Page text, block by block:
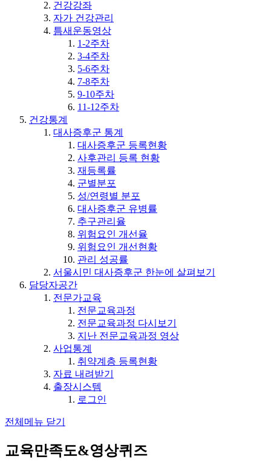
건강강좌
자가 건강관리
틈새운동영상
1-2주차
3-4주차
5-6주차
7-8주차
9-10주차
11-12주차
건강통계
대사증후군 통계
대사증후군 등록현황
사후관리 등록 현황
재등록률
군별분포
성/연령별 분포
대사증후군 유병률
추구관리율
위험요인 개선율
위험요인 개선현황
관리 성공률
서울시민 대사증후군 한눈에 살펴보기
담당자공간
전문가교육
전문교육과정
전문교육과정 다시보기
지난 전문교육과정 영상
사업통계
취약계층 등록현황
자료 내려받기
출장시스템
로그인
전체메뉴 닫기
교육만족도&영상퀴즈